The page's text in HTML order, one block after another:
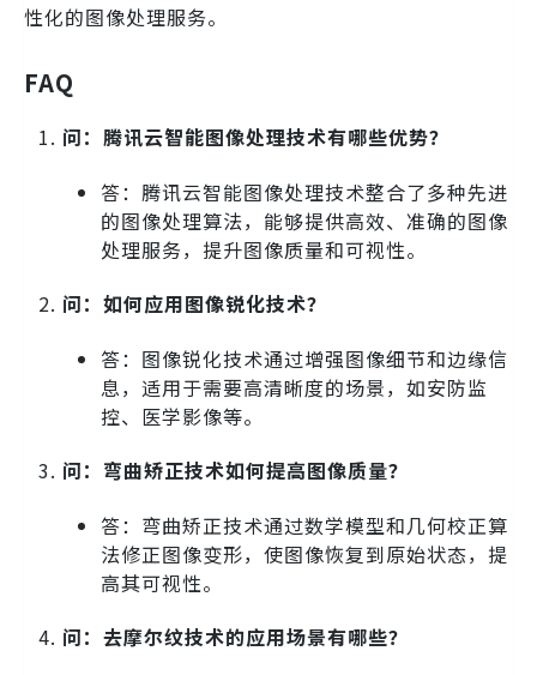
性化的图像处理服务。
FAQ
问：腾讯云智能图像处理技术有哪些优势？
答：腾讯云智能图像处理技术整合了多种先进
的图像处理算法，能够提供高效、准确的图像
处理服务，提升图像质量和可视性。
问：如何应用图像锐化技术？
答：图像锐化技术通过增强图像细节和边缘信
息，适用于需要高清晰度的场景，如安防监
控、医学影像等。
问：弯曲矫正技术如何提高图像质量？
答：弯曲矫正技术通过数学模型和几何校正算
法修正图像变形，使图像恢复到原始状态，提
高其可视性。
问：去摩尔纹技术的应用场景有哪些？